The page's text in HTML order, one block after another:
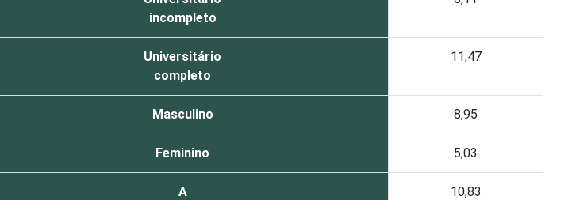
incompleto
Universitário
completo
11,47
Masculino 8,95
Feminino 5,03
A 10,83